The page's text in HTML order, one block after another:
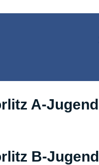
A-Jugend
B-Jugend